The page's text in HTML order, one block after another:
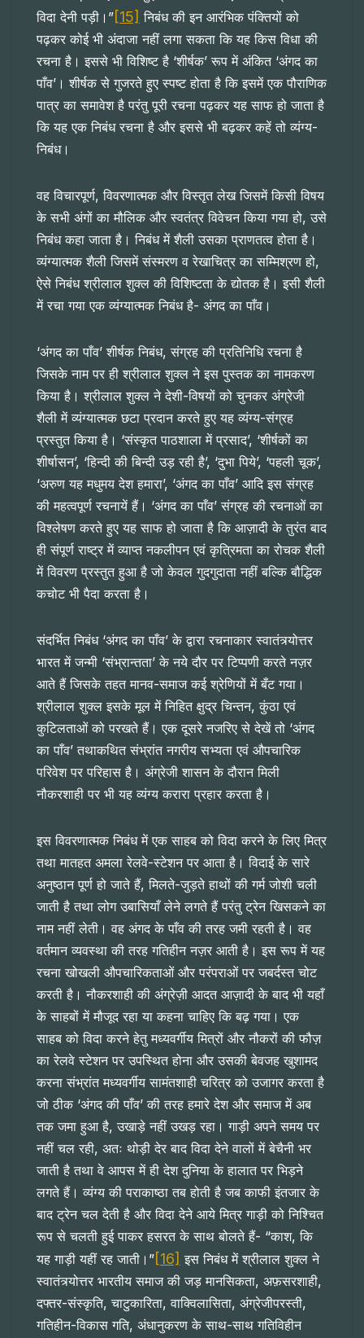
विदा देनी पड़ी।” [15] निबंध की इन आरंभिक पंक्तियों को
पढ़कर कोई भी अंदाजा नहीं लगा सकता कि यह किस विधा की
रचना है। इससे भी विशिष्ट है ‘शीर्षक’ रूप में अंकित ‘अंगद का
पाँव’। शीर्षक से गुजरते हुए स्पष्ट होता है कि इसमें एक पौराणिक
पात्र का समावेश है परंतु पूरी रचना पढ़कर यह साफ हो जाता है
कि यह एक निबंध रचना है और इससे भी बढ़कर कहें तो व्यंग्य-
निबंध।
वह विचारपूर्ण, विवरणात्मक और विस्तृत लेख जिसमें किसी विषय
के सभी अंगों का मौलिक और स्वतंत्र विवेचन किया गया हो, उसे
निबंध कहा जाता है। निबंध में शैली उसका प्राणतत्व होता है।
व्यंग्यात्मक शैली जिसमें संस्मरण व रेखाचित्र का सम्मिश्रण हो,
ऐसे निबंध श्रीलाल शुक्ल की विशिष्टता के द्योतक है। इसी शैली
में रचा गया एक व्यंग्यात्मक निबंध है- अंगद का पाँव।
‘अंगद का पाँव’ शीर्षक निबंध, संग्रह की प्रतिनिधि रचना है
जिसके नाम पर ही श्रीलाल शुक्ल ने इस पुस्तक का नामकरण
किया है। श्रीलाल शुक्ल ने देशी-विषयों को चुनकर अंग्रेजी
शैली में व्यंग्यात्मक छटा प्रदान करते हुए यह व्यंग्य-संग्रह
प्रस्तुत किया है। ‘संस्कृत पाठशाला में प्रसाद’, ‘शीर्षकों का
शीर्षासन’, ‘हिन्दी की बिन्दी उड़ रही है’, ‘दुभा पिये’, ‘पहली चूक’,
‘अरुण यह मधुमय देश हमारा’, ‘अंगद का पाँव’ आदि इस संग्रह
की महत्वपूर्ण रचनायें हैं। ‘अंगद का पाँव’ संग्रह की रचनाओं का
विश्लेषण करते हुए यह साफ हो जाता है कि आज़ादी के तुरंत बाद
ही संपूर्ण राष्ट्र में व्याप्त नकलीपन एवं कृत्रिमता का रोचक शैली
में विवरण प्रस्तुत हुआ है जो केवल गुदगुदाता नहीं बल्कि बौद्धिक
कचोट भी पैदा करता है।
संदर्भित निबंध ‘अंगद का पाँव’ के द्वारा रचनाकार स्वातंत्र्योत्तर
भारत में जन्मी ‘संभ्रान्तता’ के नये दौर पर टिप्पणी करते नज़र
आते हैं जिसके तहत मानव-समाज कई श्रेणियों में बँट गया।
श्रीलाल शुक्ल इसके मूल में निहित क्षुद्र चिन्तन, कुंठा एवं
कुटिलताओं को परखते हैं। एक दूसरे नजरिए से देखें तो ‘अंगद
का पाँव’ तथाकथित संभ्रांत नगरीय सभ्यता एवं औपचारिक
परिवेश पर परिहास है। अंग्रेजी शासन के दौरान मिली
नौकरशाही पर भी यह व्यंग्य करारा प्रहार करता है।
इस विवरणात्मक निबंध में एक साहब को विदा करने के लिए मित्र
तथा मातहत अमला रेलवे-स्टेशन पर आता है। विदाई के सारे
अनुष्ठान पूर्ण हो जाते हैं, मिलते-जुड़ते हाथों की गर्म जोशी चली
जाती है तथा लोग उबासियाँ लेने लगते हैं परंतु ट्रेन खिसकने का
नाम नहीं लेती। वह अंगद के पाँव की तरह जमी रहती है। वह
वर्तमान व्यवस्था की तरह गतिहीन नज़र आती है। इस रूप में यह
रचना खोखली औपचारिकताओं और परंपराओं पर जबर्दस्त चोट
करती है। नौकरशाही की अंग्रेज़ी आदत आज़ादी के बाद भी यहाँ
के साहबों में मौजूद रहा या कहना चाहिए कि बढ़ गया। एक
साहब को विदा करने हेतु मध्यवर्गीय मित्रों और नौकरों की फौज़
का रेलवे स्टेशन पर उपस्थित होना और उसकी बेवजह खुशामद
करना संभ्रांत मध्यवर्गीय सामंतशाही चरित्र को उजागर करता है
जो ठीक ‘अंगद की पाँव’ की तरह हमारे देश और समाज में अब
तक जमा हुआ है, उखाड़े नहीं उखड़ रहा। गाड़ी अपने समय पर
नहीं चल रही, अतः थोड़ी देर बाद विदा देने वालों में बेचैनी भर
जाती है तथा वे आपस में ही देश दुनिया के हालात पर भिड़ने
लगते हैं। व्यंग्य की पराकाष्ठा तब होती है जब काफी इंतजार के
बाद ट्रेन चल देती है और विदा देने आये मित्र गाड़ी को निश्चित
रूप से चलती हुई पाकर हसरत के साथ बोलते हैं- “काश, कि
यह गाड़ी यहीं रह जाती।” [16] इस निबंध में श्रीलाल शुक्ल ने
स्वातंत्र्योत्तर भारतीय समाज की जड़ मानसिकता, अफ़सरशाही,
दफ्तर-संस्कृति, चाटुकारिता, वाक्विलासिता, अंग्रेजीपरस्ती,
गतिहीन-विकास गति, अंधानुकरण के साथ-साथ गतिविहीन